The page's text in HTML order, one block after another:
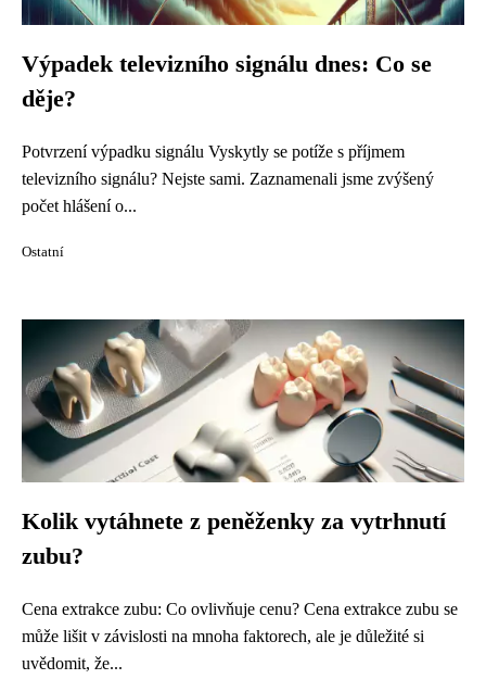
Výpadek televizního signálu dnes: Co se
děje?
Potvrzení výpadku signálu Vyskytly se potíže s příjmem
televizního signálu? Nejste sami. Zaznamenali jsme zvýšený
počet hlášení o...
Ostatní
Kolik vytáhnete z peněženky za vytrhnutí
zubu?
Cena extrakce zubu: Co ovlivňuje cenu? Cena extrakce zubu se
může lišit v závislosti na mnoha faktorech, ale je důležité si
uvědomit, že...